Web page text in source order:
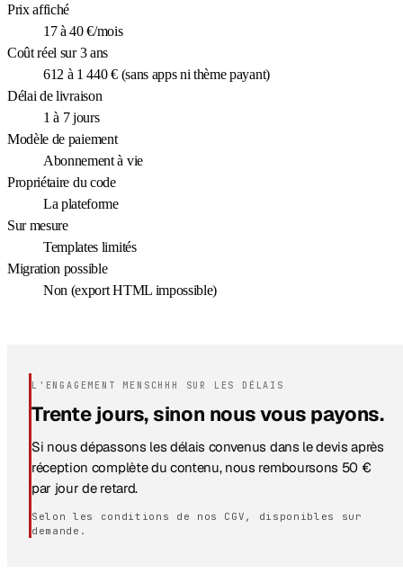
Prix affiché
17 à 40 €/mois
Coût réel sur 3 ans
612 à 1 440 € (sans apps ni thème payant)
Délai de livraison
1 à 7 jours
Modèle de paiement
Abonnement à vie
Propriétaire du code
La plateforme
Sur mesure
Templates limités
Migration possible
Non (export HTML impossible)
L'ENGAGEMENT MENSCHHH SUR LES DÉLAIS
Trente jours, sinon nous vous payons.
Si nous dépassons les délais convenus dans le devis après
réception complète du contenu, nous remboursons 50 €
par jour de retard.
Selon les conditions de nos CGV, disponibles sur
demande.